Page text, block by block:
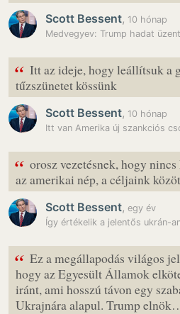
Scott Bessent, 10 hónap
“ Itt az ideje, hogy leállítsuk a
tűzszünetet kössünk
Scott Bessent, 10 hónap
“ orosz vezetésnek, hogy
az amerikai nép, a céljaink
Scott Bessent, egy év
Így értékelik a jelentős ukrán-
“ Ez a megállapodás világos
hogy az Egyesült Államok
iránt, ami hosszú távon egy
Ukrajnára alapul. Trump